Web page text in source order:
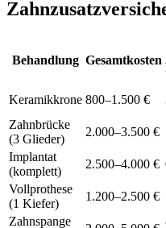
Behandlung Gesamtkosten
Keramikkrone 800–1.500 €
Zahnbrücke
(3 Glieder)
2.000–3.500 €
Implantat
(komplett)
2.500–4.000 €
Vollprothese
(1 Kiefer)
1.200–2.500 €
Zahnspange